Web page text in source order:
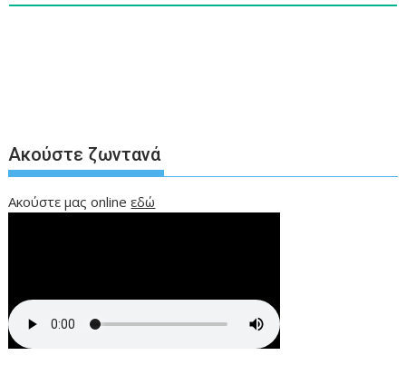
Ακούστε ζωντανά
Ακούστε μας onlineεδώ